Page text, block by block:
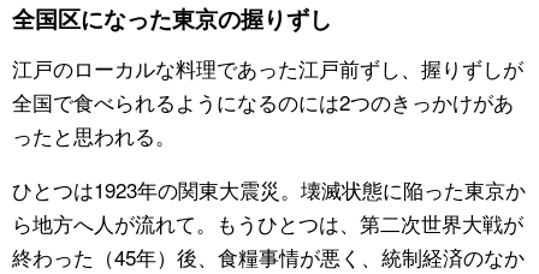
全国区になった東京の握りずし
江戸のローカルな料理であった江戸前ずし、握りずしが
全国で食べられるようになるのには2つのきっかけがあ
ったと思われる。
ひとつは1923年の関東大震災。壊滅状態に陥った東京か
ら地方へ人が流れて。もうひとつは、第二次世界大戦が
終わった（45年）後、食糧事情が悪く、統制経済のなか